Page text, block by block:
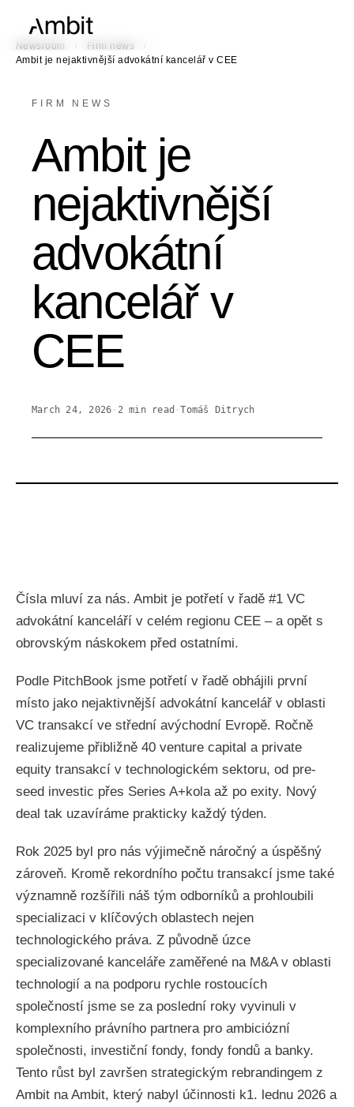
Newsroom / Firm news
/
Ambit je nejaktivnější advokátní kancelář v CEE
FIRM NEWS
Ambit je
nejaktivnější
advokátní
kancelář v
CEE
March 24, 2026 · 2min read ·Tomáš Ditrych
Čísla mluví za nás. Ambit je potřetí v řadě #1 VC
advokátní kanceláří v celém regionu CEE – a opět s
obrovským náskokem před ostatními.
Podle PitchBook jsme potřetí v řadě obhájili první
místo jako nejaktivnější advokátní kancelář v oblasti
VC transakcí ve střední avýchodní Evropě. Ročně
realizujeme přibližně 40 venture capital a private
equity transakcí v technologickém sektoru, od pre-
seed investic přes Series A+kola až po exity. Nový
deal tak uzavíráme prakticky každý týden.
Rok 2025 byl pro nás výjimečně náročný a úspěšný
zároveň. Kromě rekordního počtu transakcí jsme také
významně rozšířili náš tým odborníků a prohloubili
specializaci v klíčových oblastech nejen
technologického práva. Z původně úzce
specializované kanceláře zaměřené na M&A v oblasti
technologií a na podporu rychle rostoucích
společností jsme se za poslední roky vyvinuli v
komplexního právního partnera pro ambiciózní
společnosti, investiční fondy, fondy fondů a banky.
Tento růst byl završen strategickým rebrandingem z
Ambit na Ambit, který nabyl účinnosti k1. lednu 2026 a